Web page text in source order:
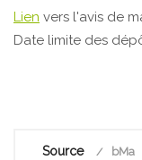
Lien vers l'avis de
Date limite des
Source bMa